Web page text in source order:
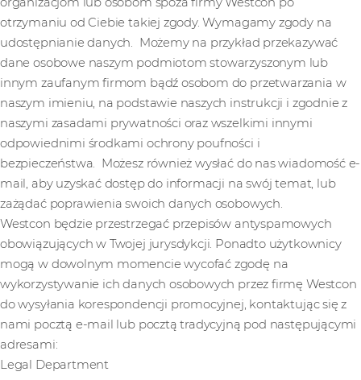
otrzymaniu od Ciebie takiej zgody. Wymagamy zgody na
udostępnianie danych. Możemy na przykład przekazywać
dane osobowe naszym podmiotom stowarzyszonym lub
innym zaufanym firmom bądź osobom do przetwarzania w
naszym imieniu, na podstawie naszych instrukcji i zgodnie z
naszymi zasadami prywatności oraz wszelkimi innymi
odpowiednimi środkami ochrony poufności i
bezpieczeństwa. Możesz również wysłać do nas wiadomość e-
mail, aby uzyskać dostęp do informacji na swój temat, lub
zażądać poprawienia swoich danych osobowych.
Westcon będzie przestrzegać przepisów antyspamowych
obowiązujących w Twojej jurysdykcji. Ponadto użytkownicy
mogą w dowolnym momencie wycofać zgodę na
wykorzystywanie ich danych osobowych przez firmę Westcon
do wysyłania korespondencji promocyjnej, kontaktując się z
nami pocztą e-mail lub pocztą tradycyjną pod następującymi
adresami:
Legal Department